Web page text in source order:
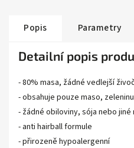
Popis Parametry
Detailní popis
- 80% masa, žádné vedlejší
- obsahuje pouze maso,
- žádné obiloviny, sója nebo
- anti hairball formule
- přirozeně hypoalergenní